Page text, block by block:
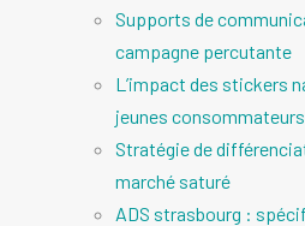
Supports de
campagne percutante
L’impact des stickers
jeunes consommateurs
Stratégie de
marché saturé
ADS strasbourg :